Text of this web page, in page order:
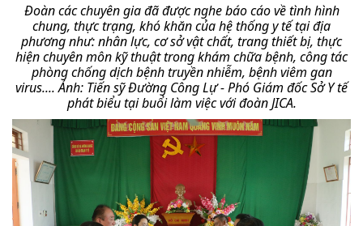
Đoàn các chuyên gia đã được nghe báo cáo về tình hình
chung, thực trạng, khó khăn của hệ thống y tế tại địa
phương như: nhân lực, cơ sở vật chất, trang thiết bị, thực
hiện chuyên môn kỹ thuật trong khám chữa bệnh, công tác
phòng chống dịch bệnh truyền nhiễm, bệnh viêm gan
virus....Ảnh: Tiến sỹ Đường Công Lự - Phó Giám đốc Sở Y tế
phát biểu tại buổi làm việc với đoàn JICA.